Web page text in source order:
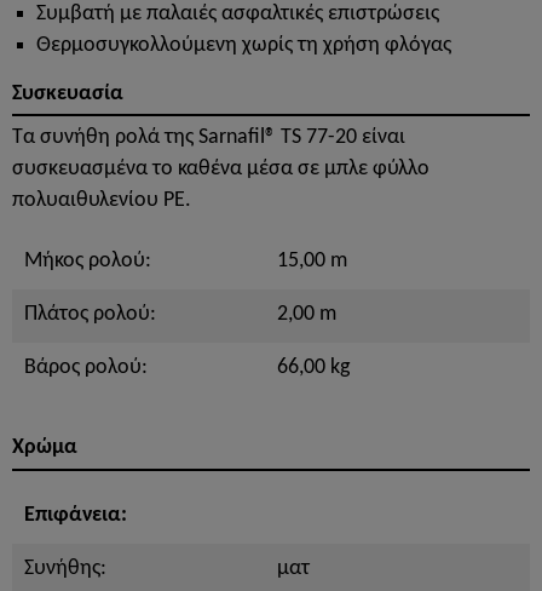
Συμβατή με παλαιές ασφαλτικές επιστρώσεις
Θερμοσυγκολλούμενη χωρίς τη χρήση φλόγας
Συσκευασία
Τα συνήθη ρολά της Sarnafil® TS 77-20 είναι
συσκευασμένα το καθένα μέσα σε μπλε φύλλο
πολυαιθυλενίου PE.
Μήκος ρολού: 15,00 m
Πλάτος ρολού: 2,00 m
Βάρος ρολού: 66,00 kg
Χρώμα
Επιφάνεια:
Συνήθης: ματ